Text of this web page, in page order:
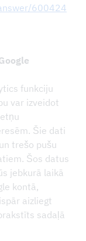
600424
funkciju
var izveidot
Šie dati
trešo pušu
Šos datus
jebkurā laikā
kontā,
aizliegt
sadaļā